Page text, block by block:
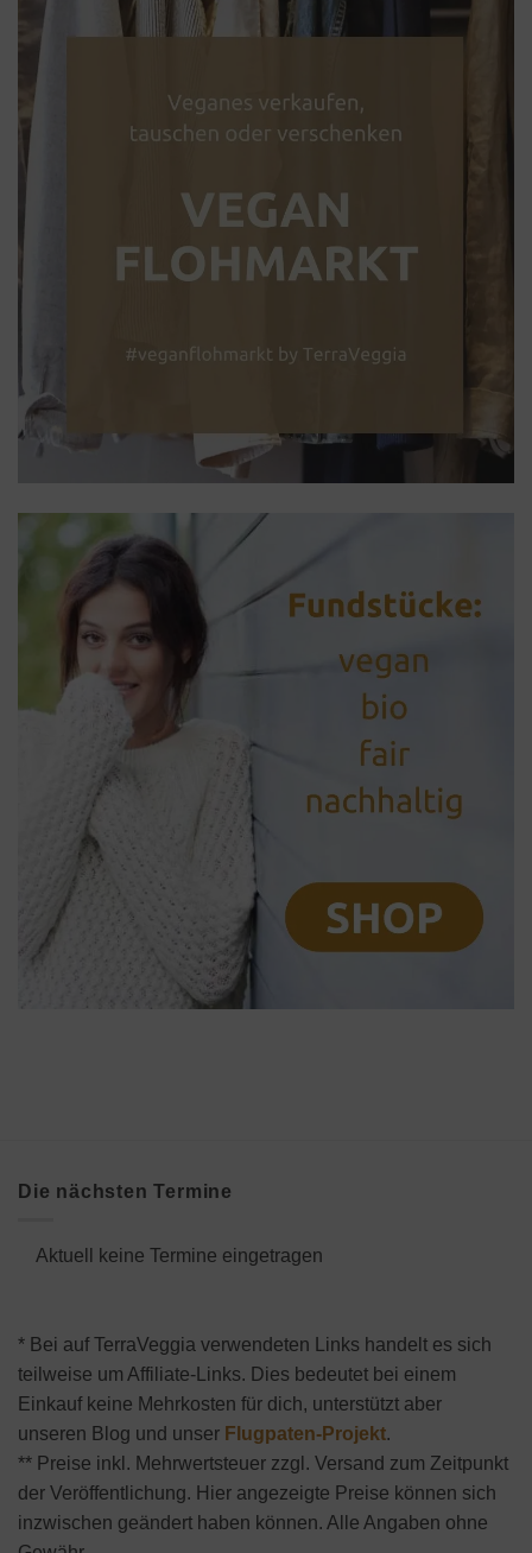
Die nächsten Termine
Aktuell keine Termine eingetragen
* Bei auf TerraVeggia verwendeten Links handelt es sich
teilweise um Affiliate-Links. Dies bedeutet bei einem
Einkauf keine Mehrkosten für dich, unterstützt aber
unseren Blog und unser Flugpaten-Projekt.
** Preise inkl. Mehrwertsteuer zzgl. Versand zum Zeitpunkt
der Veröffentlichung. Hier angezeigte Preise können sich
inzwischen geändert haben können. Alle Angaben ohne